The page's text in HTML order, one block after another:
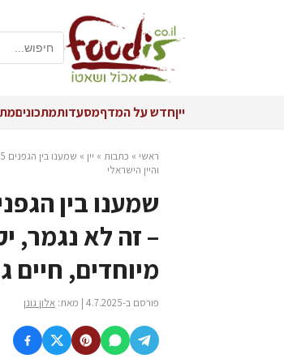
ייןחדש על המדףמסעדותמתכונים
ראשי » כתבות » יין »
והיין הישראלי
– זה לא נגמר,
מיוחדים, חיים
פורסם ב-4.7.2025 | מאת: אלון גונן